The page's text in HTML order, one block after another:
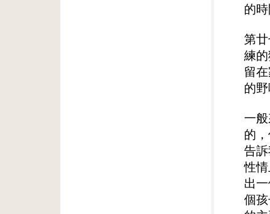
的
第
練
留
的
一
的
告
性
出
個